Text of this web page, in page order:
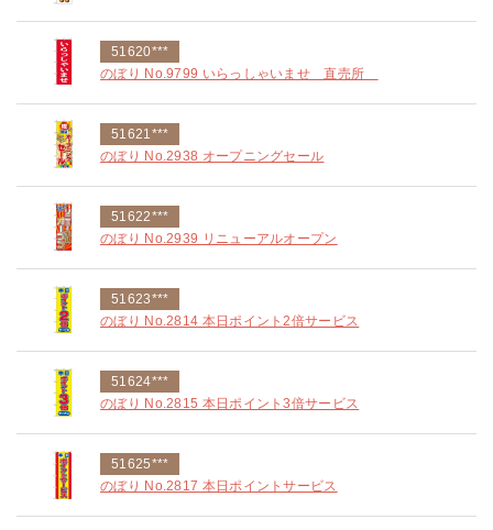
51620***
のぼり No.9799 いらっしゃいませ 直売所
51621***
のぼり No.2938 オープニングセール
51622***
のぼり No.2939 リニューアルオープン
51623***
のぼり No.2814 本日ポイント2倍サービス
51624***
のぼり No.2815 本日ポイント3倍サービス
51625***
のぼり No.2817 本日ポイントサービス